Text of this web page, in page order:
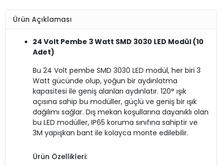
Ürün Açıklaması
24 Volt Pembe 3 Watt SMD 3030 LED Modül (10
Adet)
Bu 24 Volt pembe SMD 3030 LED modül, her biri 3
Watt gücünde olup, yoğun bir aydınlatma
kapasitesi ile geniş alanları aydınlatır. 120° ışık
açısına sahip bu modüller, güçlü ve geniş bir ışık
dağılımı sağlar. Dış mekan koşullarına dayanıklı olan
bu LED modüller, IP65 koruma sınıfına sahiptir ve
3M yapışkan bant ile kolayca monte edilebilir.
Ürün Özellikleri: